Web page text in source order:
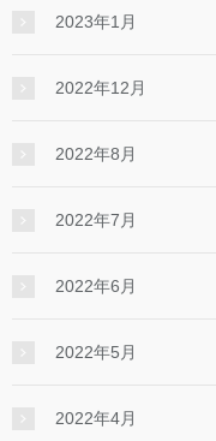
2023年1月
2022年12月
2022年8月
2022年7月
2022年6月
2022年5月
2022年4月